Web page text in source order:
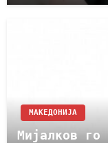
МАКЕДОНИЈА
Мијалков го